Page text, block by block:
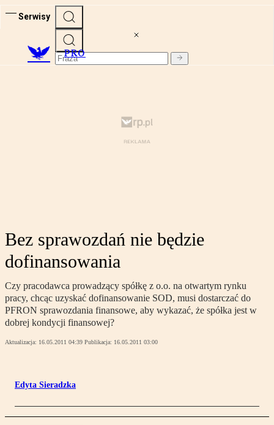
Serwisy
PRO
Bez sprawozdań nie będzie
dofinansowania
Czy pracodawca prowadzący spółkę z o.o. na otwartym rynku
pracy, chcąc uzyskać dofinansowanie SOD, musi dostarczać do
PFRON sprawozdania finansowe, aby wykazać, że spółka jest w
dobrej kondycji finansowej?
Aktualizacja: 16.05.2011 04:39 Publikacja: 16.05.2011 03:00
Edyta Sieradzka